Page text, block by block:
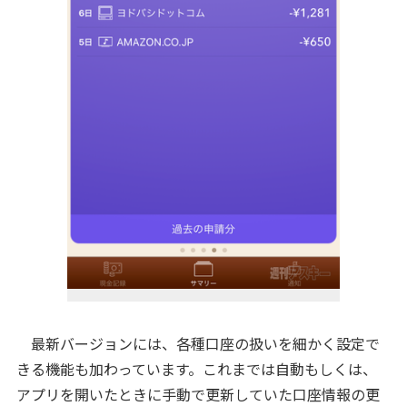
最新バージョンには、各種口座の扱いを細かく設定で
きる機能も加わっています。これまでは自動もしくは、
アプリを開いたときに手動で更新していた口座情報の更